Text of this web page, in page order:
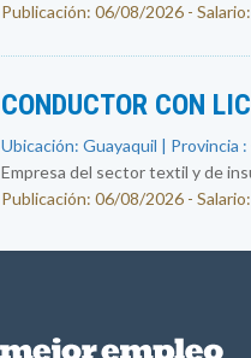
Publicación: 06/08/2026 -
CONDUCTOR CON
Ubicación: Guayaquil | Provincia :
Empresa del sector textil y de
Publicación: 06/08/2026 -